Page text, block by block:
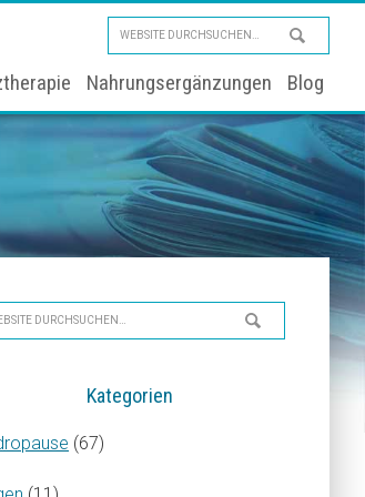
Website
durchsuchen…
Nahrungsergänzungen Blog
Kategorien
(67)